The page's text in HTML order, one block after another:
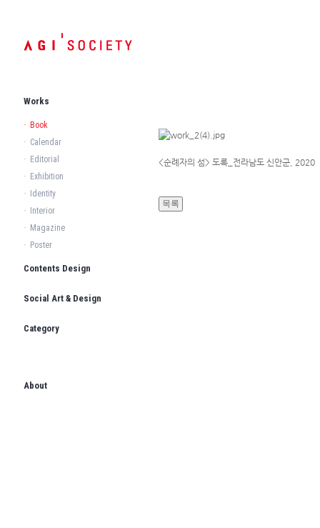
Works
· Book
· Calendar
· Editorial
· Exhibition
·
Identity
·
Interior
· Magazine
· Poster
Contents Design
Social Art & Design
Category
About
<순례자의 섬> 도록_전라남도 신안군, 2020